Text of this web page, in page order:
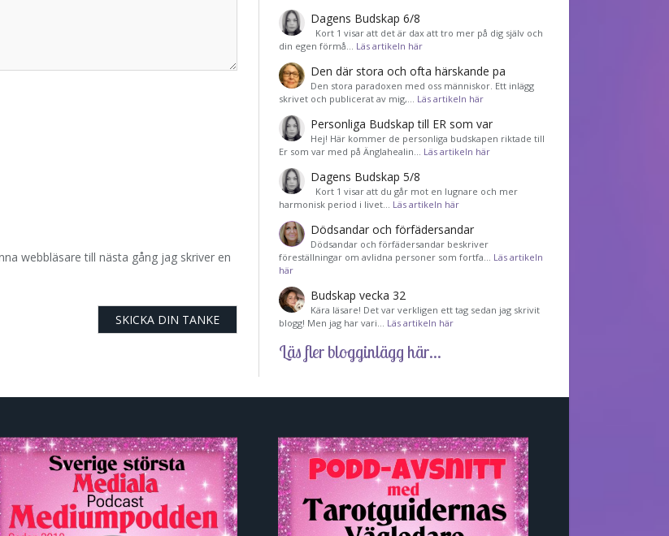
webbläsare till nästa gång jag skriver en
Dagens Budskap 6/8
Kort 1 visar att det är dax att tro mer på dig själv och
din egen förmå… Läs artikeln här
Den där stora och ofta härskande pa
Den stora paradoxen med oss människor. Ett inlägg
skrivet och publicerat av mig,… Läs artikeln här
Personliga Budskap till ER som var
Hej! Här kommer de personliga budskapen riktade till
Er som var med på Änglahealin… Läs artikeln här
Dagens Budskap 5/8
Kort 1 visar att du går mot en lugnare och mer
harmonisk period i livet… Läs artikeln här
Dödsandar och förfädersandar
Dödsandar och förfädersandar beskriver
föreställningar om avlidna personer som fortfa… Läs artikeln
här
Budskap vecka 32
Kära läsare! Det var verkligen ett tag sedan jag skrivit
blogg! Men jag har vari… Läs artikeln här
Läs fler blogginlägg här...